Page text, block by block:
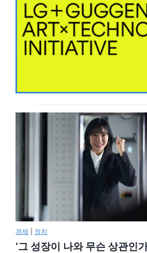
경제 정치
‘그 성장이 나와 무슨 상관인